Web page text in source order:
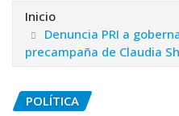
Inicio
Denuncia PRI a
precampaña de Claudia
POLÍTICA